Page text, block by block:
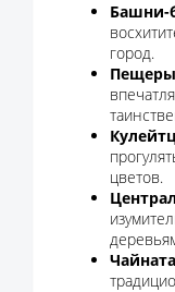
Башни-
город.
цветов.